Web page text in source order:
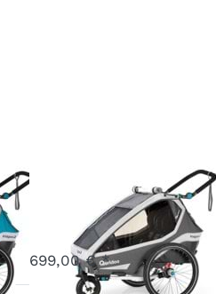
Kidgoo2 Grau
Q9-20-G
Ausverkauft - wird nachgeliefert, sobald wieder auf Lager.
699,00 € *